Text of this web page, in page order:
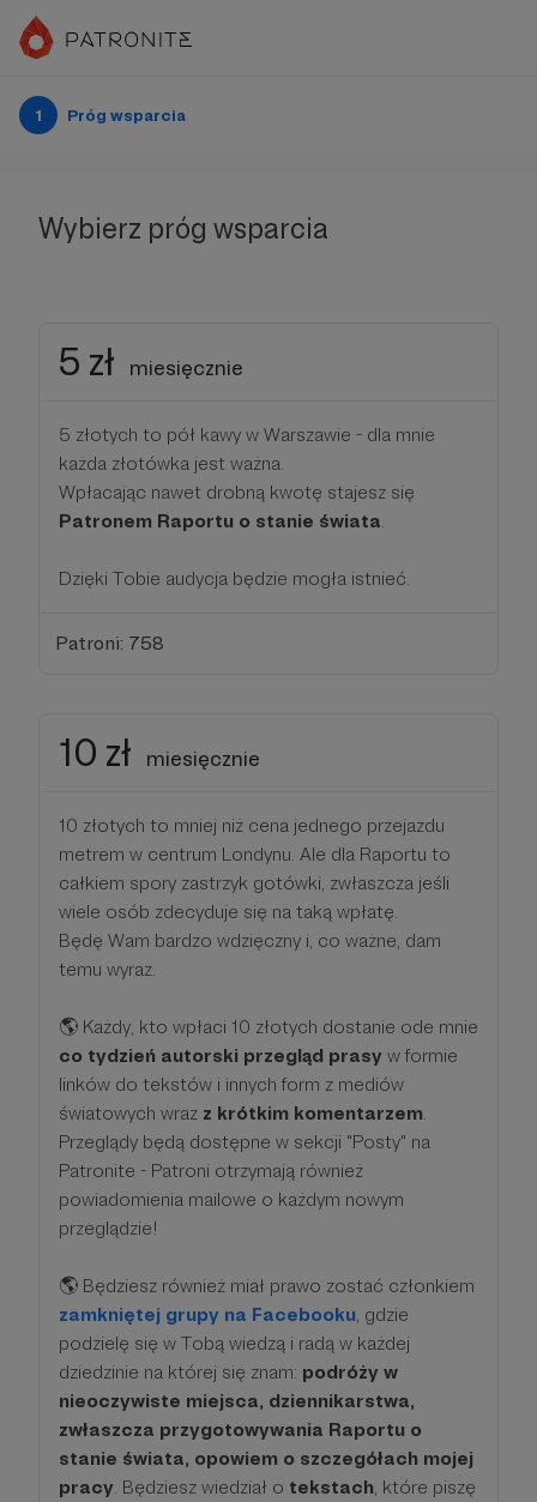
1 Próg wsparcia
Wybierz próg wsparcia
5 zł miesięcznie
5 złotych to pół kawy w Warszawie - dla mnie
każda złotówka jest ważna.
Wpłacając nawet drobną kwotę stajesz się
Patronem Raportu o stanie świata.
Dzięki Tobie audycja będzie mogła istnieć.
Patroni: 758
10 zł miesięcznie
10 złotych to mniej niż cena jednego przejazdu
metrem w centrum Londynu. Ale dla Raportu to
całkiem spory zastrzyk gotówki, zwłaszcza jeśli
wiele osób zdecyduje się na taką wpłatę.
Będę Wam bardzo wdzięczny i, co ważne, dam
temu wyraz.
🌎 Każdy, kto wpłaci 10 złotych dostanie ode mnie
co tydzień autorski przegląd prasy w formie
linków do tekstów i innych form z mediów
światowych wraz z krótkim komentarzem
Przeglądy będą dostępne w sekcji "Posty" na
Patronite - Patroni otrzymają również
powiadomienia mailowe o każdym nowym
przeglądzie!
🌎 Będziesz również miał prawo zostać członkiem
zamkniętej grupy na Facebooku , gdzie
podzielę się w Tobą wiedzą i radą w każdej
dziedzinie na której się znam: podróży w
nieoczywiste miejsca, dziennikarstwa,
zwłaszcza przygotowywania Raportu o
stanie świata, opowiem o szczegółach mojej
pracy . Będziesz wiedział o tekstach , które piszę